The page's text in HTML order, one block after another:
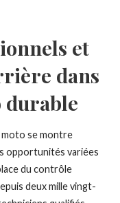
et
dans
durable
moto se montre
opportunités variées
du contrôle
deux mille vingt-